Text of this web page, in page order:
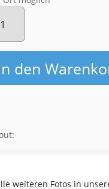
den
weiteren Fotos in